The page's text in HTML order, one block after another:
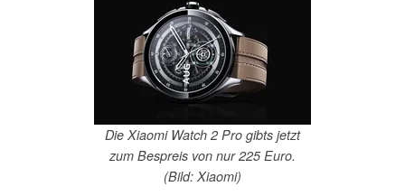
Die Xiaomi Watch 2 Pro gibts jetzt
zum Bespreis von nur 225 Euro.
(Bild: Xiaomi)